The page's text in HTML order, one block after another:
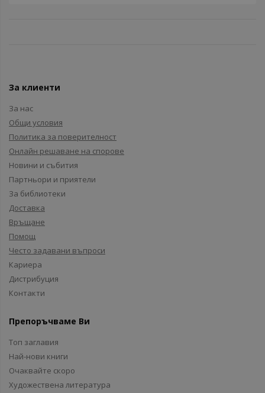
За клиенти
За нас
Общи условия
Политика за поверителност
Онлайн решаване на спорове
Новини и събития
Партньори и приятели
За библиотеки
Доставка
Връщане
Помощ
Често задавани въпроси
Кариера
Дистрибуция
Контакти
Препоръчваме Ви
Топ заглавия
Най-нови книги
Очаквайте скоро
Художествена литература